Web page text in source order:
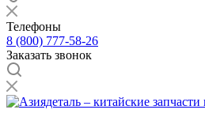
Телефоны
8 (800) 777-58-26
Заказать звонок